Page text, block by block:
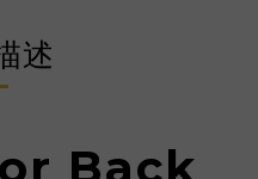
述
Back